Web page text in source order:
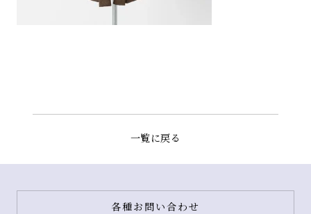
一覧に戻る
各種お問い合わせ